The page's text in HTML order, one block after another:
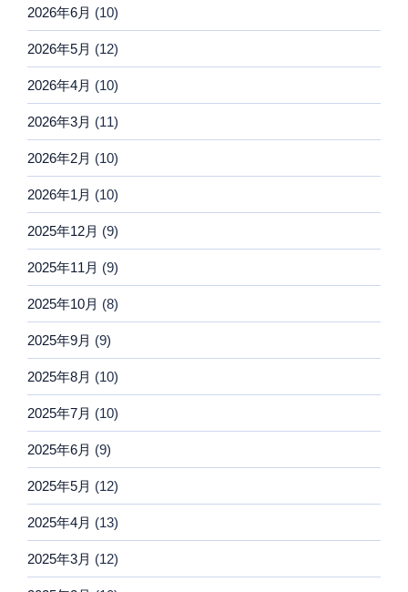
2026年6月 (10)
2026年5月 (12)
2026年4月 (10)
2026年3月 (11)
2026年2月 (10)
2026年1月 (10)
2025年12月 (9)
2025年11月 (9)
2025年10月 (8)
2025年9月 (9)
2025年8月 (10)
2025年7月 (10)
2025年6月 (9)
2025年5月 (12)
2025年4月 (13)
2025年3月 (12)